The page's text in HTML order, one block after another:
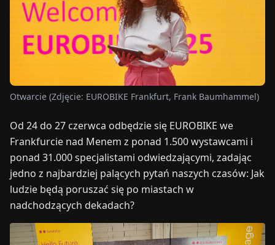
ENDEFRESITNLPLHU
SKONTAKTUJ
SIĘ
NAMI
Otwarcie (Zdjęcie: EUROBIKE Frankfurt, Frank Baumhammel)
Od 24 do 27 czerwca odbędzie się EUROBIKE we
Frankfurcie nad Menem z ponad 1.500 wystawcami i
ponad 31.000 specjalistami odwiedzającymi, zadając
jedno z najbardziej palących pytań naszych czasów: Jak
ludzie będą poruszać się po miastach w
nadchodzących dekadach?